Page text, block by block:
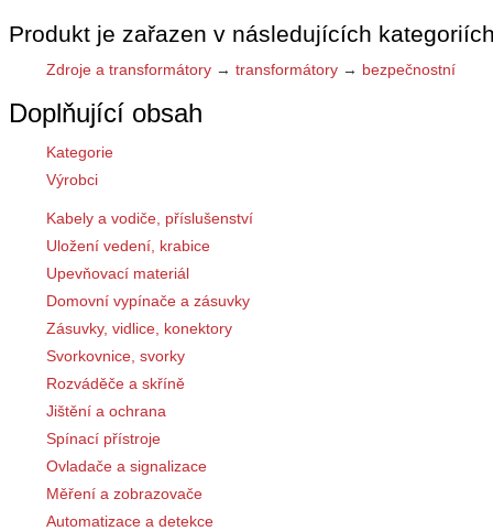
Produkt je zařazen v následujících
Zdroje a transformátory → transformátory → bezpečnostní
Doplňující obsah
Kategorie
Výrobci
Kabely a vodiče, příslušenství
Uložení vedení, krabice
Upevňovací materiál
Domovní vypínače a zásuvky
Zásuvky, vidlice, konektory
Svorkovnice, svorky
Rozváděče a skříně
Jištění a ochrana
Spínací přístroje
Ovladače a signalizace
Měření a zobrazovače
Automatizace a detekce